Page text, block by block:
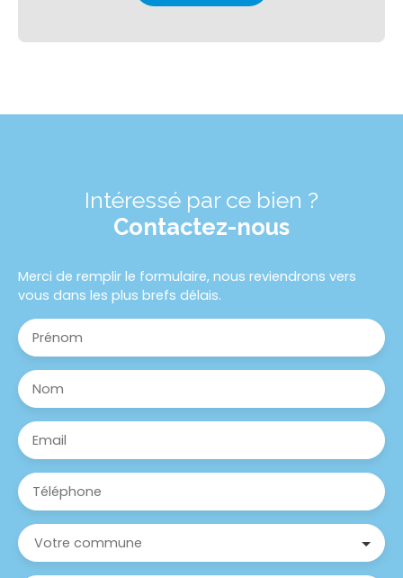
Intéressé par ce bien ?
Contactez-nous
Merci de remplir le formulaire, nous reviendrons vers
vous dans les plus brefs délais.
Prénom
Nom
Email
Téléphone
Votre commune